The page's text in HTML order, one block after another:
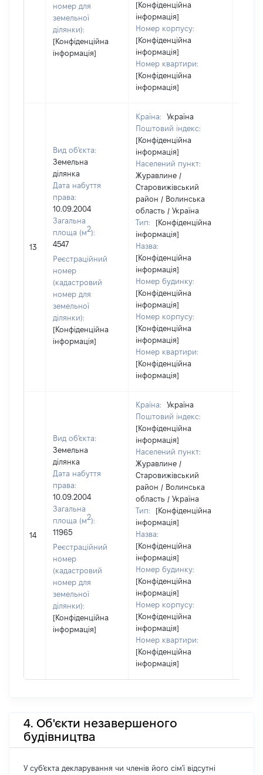
номер для
земельної
ділянки):
[Конфіденційна
інформація]
[Конфіденційна
інформація]
Номер корпусу:
[Конфіденційна
інформація]
Номер квартири:
[Конфіденційна
інформація]
13
Вид об'єкта:
Земельна
ділянка
Дата набуття
права:
10.09.2004
Загальна
площа (м2):
4547
Реєстраційний
номер
(кадастровий
номер для
земельної
ділянки):
[Конфіденційна
інформація]
Країна:
Україна
Поштовий індекс:
[Конфіденційна
інформація]
Населений пункт:
Журавлине /
Старовижівський
район / Волинська
область / Україна
Тип:
[Конфіденційна
інформація]
Назва:
[Конфіденційна
інформація]
Номер будинку:
[Конфіденційна
інформація]
Номер корпусу:
[Конфіденційна
інформація]
Номер квартири:
[Конфіденційна
інформація]
14
Вид об'єкта:
Земельна
ділянка
Дата набуття
права:
10.09.2004
Загальна
площа (м2):
11965
Реєстраційний
номер
(кадастровий
номер для
земельної
ділянки):
[Конфіденційна
інформація]
Країна:
Україна
Поштовий індекс:
[Конфіденційна
інформація]
Населений пункт:
Журавлине /
Старовижівський
район / Волинська
область / Україна
Тип:
[Конфіденційна
інформація]
Назва:
[Конфіденційна
інформація]
Номер будинку:
[Конфіденційна
інформація]
Номер корпусу:
[Конфіденційна
інформація]
Номер квартири:
[Конфіденційна
інформація]
4. Об'єкти незавершеного
будівництва
У суб'єкта декларування чи членів його сім'ї відсутні